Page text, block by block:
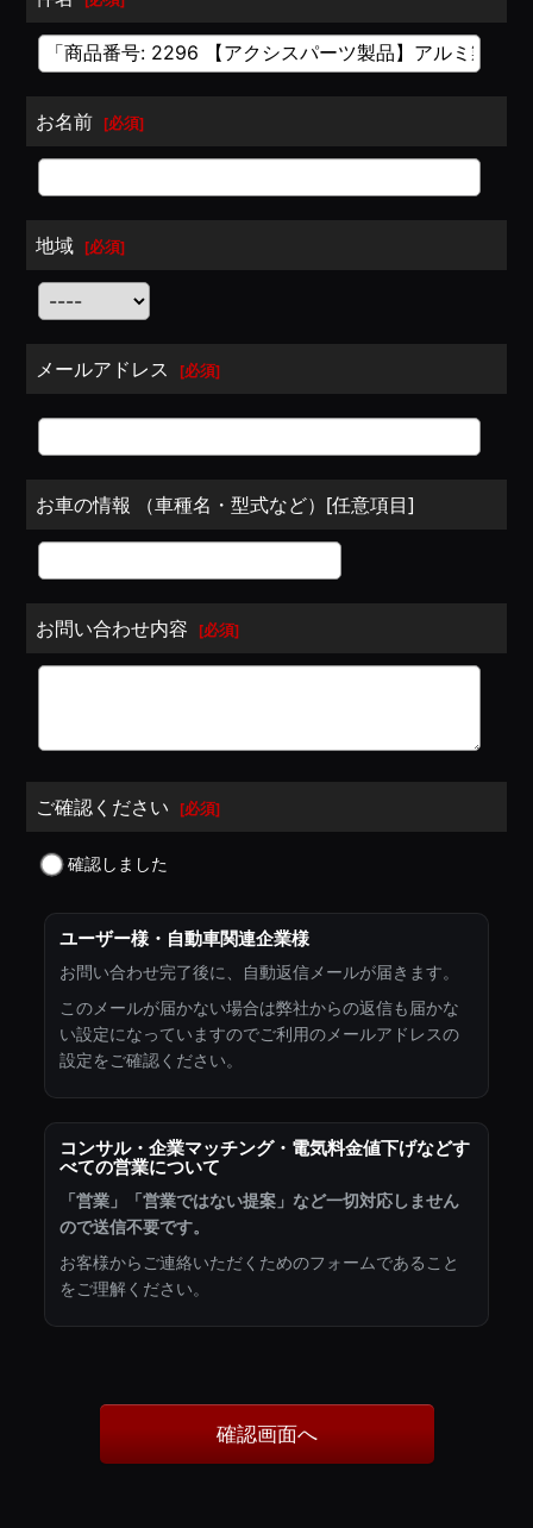
お名前 [必須]
地域 [必須]
メールアドレス [必須]
お車の情報 （車種名・型式など）[任意項目]
お問い合わせ内容 [必須]
ご確認ください [必須]
確認しました
ユーザー様・自動車関連企業様
お問い合わせ完了後に、自動返信メールが届きます。
このメールが届かない場合は弊社からの返信も届かな
い設定になっていますのでご利用のメールアドレスの
設定をご確認ください。
コンサル・企業マッチング・電気料金値下げなどす
べての営業について
「営業」「営業ではない提案」など一切対応しません
ので送信不要です。
お客様からご連絡いただくためのフォームであること
をご理解ください。
確認画面へ